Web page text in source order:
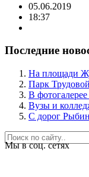
05.06.2019
18:37
Последние
На площади
Парк
В
Вузы и
С дорог
Мы в соц. сетях